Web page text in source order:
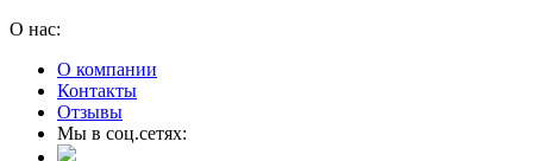
О нас:
О компании
Контакты
Отзывы
Мы в соц.сетях: